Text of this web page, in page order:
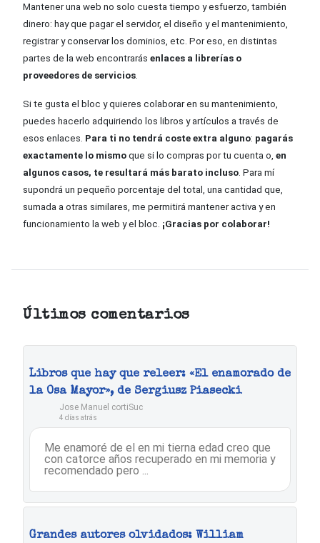
Mantener una web no solo cuesta tiempo y esfuerzo, también
dinero: hay que pagar el servidor, el diseño y el mantenimiento,
registrar y conservar los dominios, etc. Por eso, en distintas
partes de la web encontrarás enlaces a librerías o
proveedores de servicios
Si te gusta el bloc y quieres colaborar en su mantenimiento,
puedes hacerlo adquiriendo los libros y artículos a través de
esos enlaces. Para ti no tendrá coste extra alguno: pagarás
exactamente lo mismo que si lo compras por tu cuenta o, en
algunos casos, te resultará más barato incluso . Para mí
supondrá un pequeño porcentaje del total, una cantidad que,
sumada a otras similares, me permitirá mantener activa y en
funcionamiento la web y el bloc. ¡Gracias por colaborar!
Últimos comentarios
Libros que hay que releer: «El enamorado de
la Osa Mayor», de Sergiusz Piasecki
Jose Manuel cortiSuc
4 días atrás
Me enamoré de el en mi tierna edad creo que
con catorce años recuperado en mi memoria y
recomendado pero ...
Grandes autores olvidados: William